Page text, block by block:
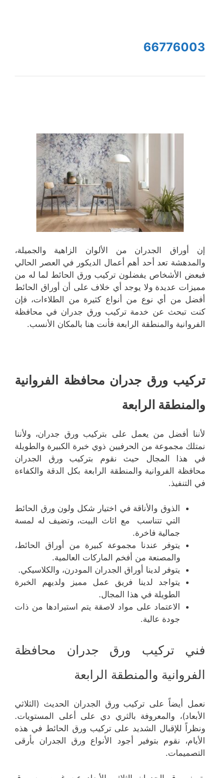
66776003
إن أوراق الجدران من الألوان الزاهية والجميلة،
والمدهشة تعد أحد أهم أعمال الديكور في العصر الحالي
فبعض الأشخاص يفضلون تركيب ورق الحائط لما له من
مميزات عديدة ولا يوجد أي خلاف على أن أوراق الحائط
أفضل من أي نوع من أنواع كثيرة من الطلاءات، فإن
كنت تبحث عن خدمة تركيب ورق جدران في محافظة
الفروانية والمنطقة الرابعة فأنت هنا بالمكان الأنسب.
تركيب ورق جدران محافظة الفروانية
والمنطقة الرابعة
لأننا أفضل من يعمل على بتركيب ورق جدران، ولأننا
نمتلك مجموعة من الحرفيين ذوي خبرة الكبيرة والطويلة
في هذا المجال حيث نقوم بتركيب ورق الجدران
محافظة الفروانية والمنطقة الرابعة بكل الدقة والكفاءة
في التنفيذ.
الذوق والأناقة في اختيار شكل ولون ورق الحائط
التي تتناسب مع اثاث البيت، وتضيف له لمسة
جمالية فاخرة.
يتوفر عندنا مجموعة كبيرة من أوراق الحائط،
والمصنعة من أفخم الماركات العالمية.
يتوفر لدينا أوراق الجدران المودرن، والكلاسيكي.
يتواجد لدينا فريق عمل مميز ولديهم الخبرة
الطويلة في هذا المجال.
الاعتماد على مواد لاصقة يتم استيرادها من ذات
جودة عالية.
فني تركيب ورق جدران محافظة
الفروانية والمنطقة الرابعة
نعمل أيضاً على تركيب ورق الجدران الحديث (الثلاثي
الأبعاد)، والمعروفة بالثري دي على أعلى المستويات.
ونظراً للإقبال الشديد على تركيب ورق الحائط في هذه
الأيام، نقوم بتوفير أجود الأنواع ورق الجدران بأرقى
التصميمات.